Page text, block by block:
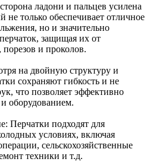
ладони и пальцев усилена
только обеспечивает отличное
но и значительно
защищая их от
и проколов.
на двойную структуру и
сохраняют гибкость и не
что позволяет эффективно
оборудованием.
Перчатки подходят для
условиях, включая
сельскохозяйственные
техники и т.д.